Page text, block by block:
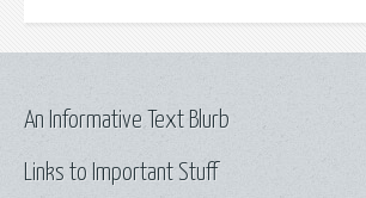
Links to Important Stuff
An Informative Text Blurb